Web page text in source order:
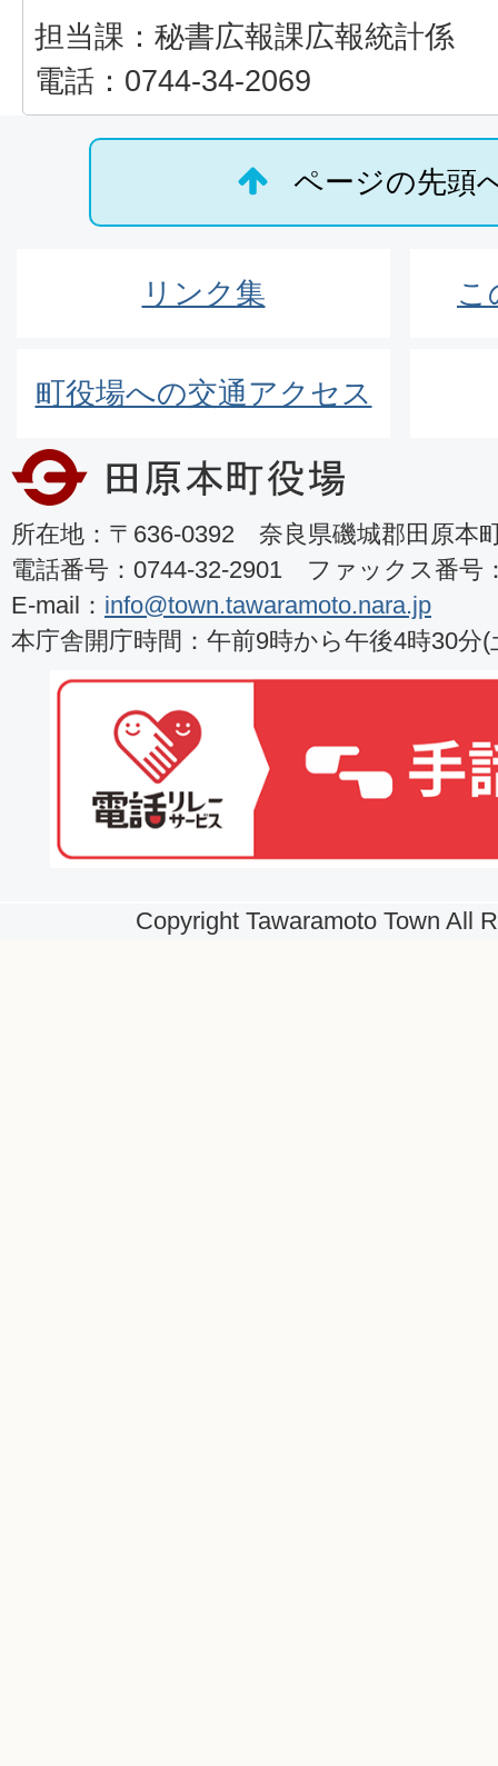
担当課：秘書広報課広報統計係
電話：0744-34-2069
ページの先頭
リンク集 こ
町役場への交通アクセス
所在地：〒636-0392 奈良県磯城郡田原本
電話番号：0744-32-2901 ファックス番号
E-mail： info@town.tawaramoto.nara.jp
本庁舎開庁時間：午前9時から午後4時30分
Copyright Tawaramoto Town All